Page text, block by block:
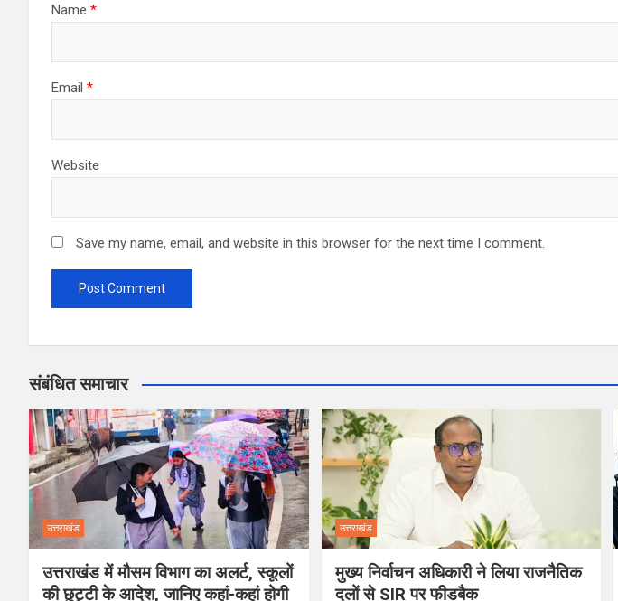
Name *
Email *
Website
Save my name, email, and website in this browser for the next time I comment.
संबंधित समाचार
उत्तराखंड
उत्तराखंड में मौसम विभाग का अलर्ट, स्कूलों
की छुट्टी के आदेश, जानिए कहां-कहां होगी
उत्तराखंड
मुख्य निर्वाचन अधिकारी ने लिया राजनैतिक
दलों से SIR पर फीडबैक